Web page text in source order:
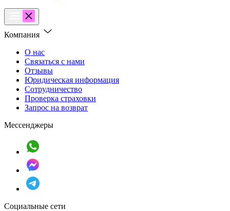
Компания
О нас
Связаться с нами
Отзывы
Юридическая информация
Сотрудничество
Проверка страховки
Запрос на возврат
Мессенджеры
Социальные сети